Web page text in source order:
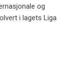
og
i lagets Liga